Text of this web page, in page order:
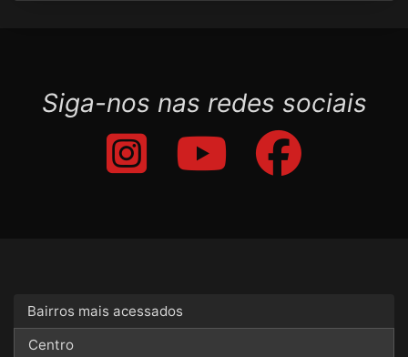
Siga-nos nas redes sociais
Bairros mais acessados
Centro